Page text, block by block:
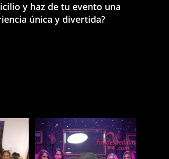
y haz de tu evento una
única y divertida?